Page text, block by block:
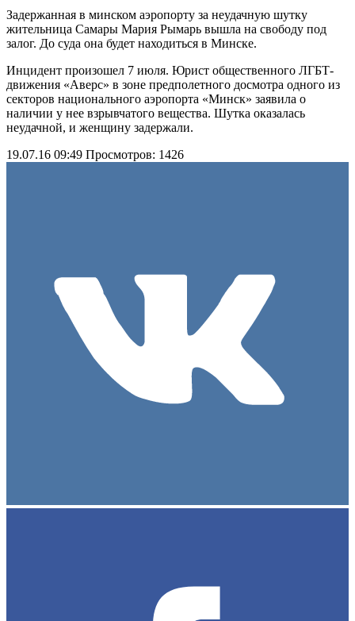
Задержанная в минском аэропорту за неудачную шутку
жительница Самары Мария Рымарь вышла на свободу под
залог. До суда она будет находиться в Минске.
Инцидент произошел 7 июля. Юрист общественного ЛГБТ-
движения «Аверс» в зоне предполетного досмотра одного из
секторов национального аэропорта «Минск» заявила о
наличии у нее взрывчатого вещества. Шутка оказалась
неудачной, и женщину задержали.
19.07.16 09:49 Просмотров: 1426